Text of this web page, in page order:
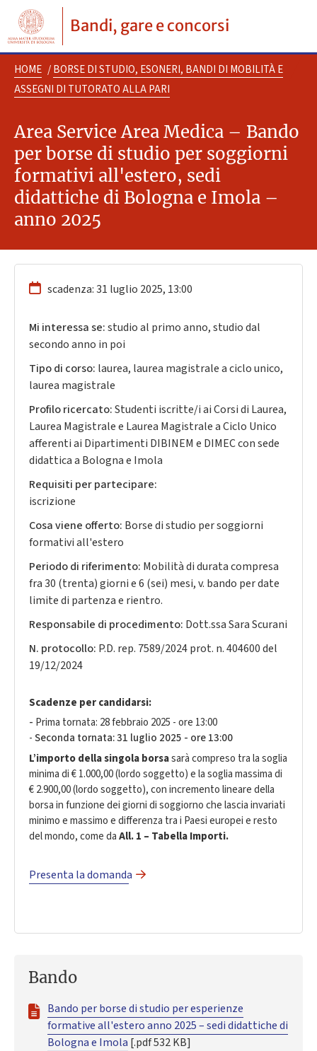
Bandi, gare e concorsi
HOME / BORSE DI STUDIO, ESONERI, BANDI DI MOBILITÀ E
ASSEGNI DI TUTORATO ALLA PARI
Area Service Area Medica – Bando
per borse di studio per soggiorni
formativi all'estero, sedi
didattiche di Bologna e Imola –
anno 2025
scadenza: 31 luglio 2025, 13:00
Mi interessa se:studio al primo anno, studio dal
secondo anno in poi
Tipo di corso: laurea, laurea magistrale a ciclo unico,
laurea magistrale
Profilo ricercato:Studenti iscritte/i ai Corsi di Laurea,
Laurea Magistrale e Laurea Magistrale a Ciclo Unico
afferenti ai Dipartimenti DIBINEM e DIMEC con sede
didattica a Bologna e Imola
Requisiti per partecipare:
iscrizione
Cosa viene offerto: Borse di studio per soggiorni
formativi all'estero
Periodo di riferimento: Mobilità di durata compresa
fra 30 (trenta) giorni e 6 (sei) mesi, v. bando per date
limite di partenza e rientro.
Responsabile di procedimento: Dott.ssa Sara Scurani
N. protocollo: P.D. rep. 7589/2024 prot. n. 404600 del
19/12/2024
Scadenze per candidarsi:
- Prima tornata: 28 febbraio 2025 - ore 13:00
-Seconda tornata: 31 luglio 2025 - ore 13:00
L’importodella singola borsasarà compreso tra la soglia
minima di € 1.000,00 (lordo soggetto) e la soglia massima di
€ 2.900,00 (lordo soggetto), con incremento lineare della
borsa in funzione dei giorni di soggiorno che lascia invariati
minimo e massimo e differenza tra i Paesi europei e resto
del mondo, come daAll. 1 – Tabella Importi.
Presenta la domanda
Bando
Bando per borse di studio per esperienze
formative all'estero anno 2025 – sedi didattiche di
Bologna e Imola [.pdf 532 KB]